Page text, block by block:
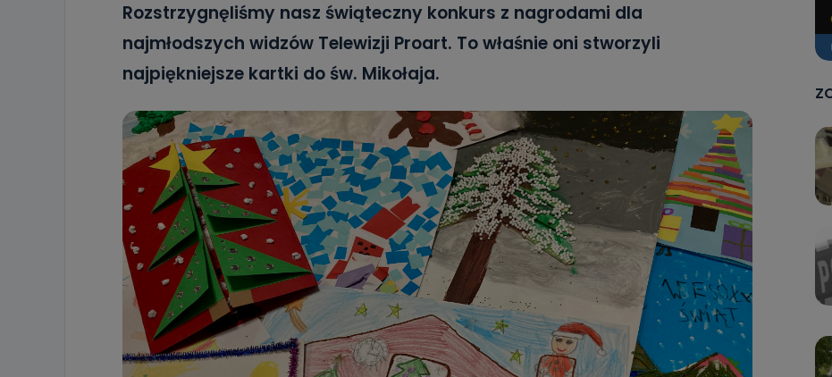
Rozstrzygnęliśmy nasz świąteczny konkurs z nagrodami dla
najmłodszych widzów Telewizji Proart. To właśnie oni stworzyli
najpiękniejsze kartki do św. Mikołaja.